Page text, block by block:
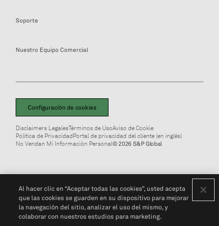
Soporte
Nuestro Equipo Comercial
Configuración de cookies
Disclaimers LegalesTérminos de UsoAviso de Cookie
Política de PrivacidadPortal de privacidad del cliente (en inglés)
No Vendan Mi Información Personal© 2026 S&P Global
Al hacer clic en “Aceptar todas las cookies”, usted acepta
que las cookies se guarden en su dispositivo para mejorar
la navegación del sitio, analizar el uso del mismo, y
colaborar con nuestros estudios para marketing.